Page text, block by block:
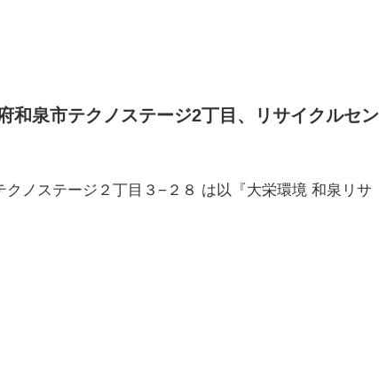
和泉市テクノステージ2丁目、リサイクルセン
ノステージ２丁目３−２８ は以『大栄環境 和泉リサ